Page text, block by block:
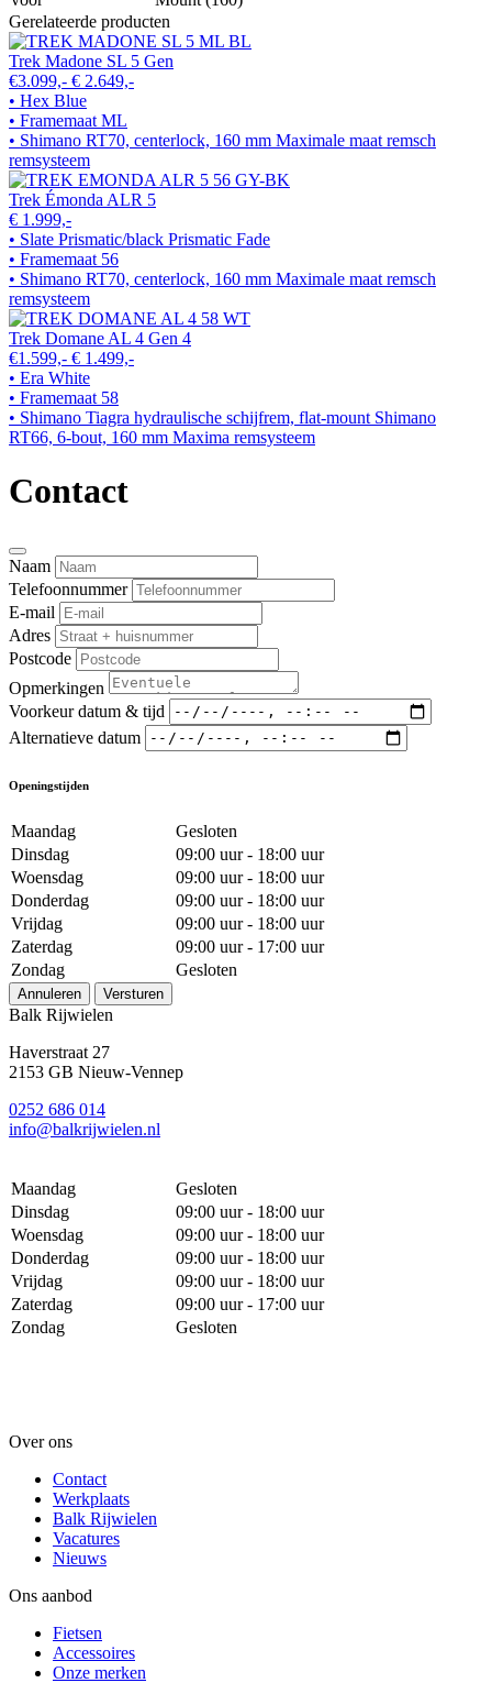
Gerelateerde producten
Trek Madone SL 5 Gen
€3.099,- € 2.649,-
• Hex Blue
• Framemaat ML
• Shimano RT70, centerlock, 160 mm Maximale maat remsch
remsysteem
Trek Émonda ALR 5
€ 1.999,-
• Slate Prismatic/black Prismatic Fade
• Framemaat 56
• Shimano RT70, centerlock, 160 mm Maximale maat remsch
remsysteem
Trek Domane AL 4 Gen 4
€1.599,- € 1.499,-
• Era White
• Framemaat 58
• Shimano Tiagra hydraulische schijfrem, flat-mount Shimano
RT66, 6-bout, 160 mm Maxima remsysteem
Contact
Naam
Telefoonnummer
E-mail
Adres
Postcode
Opmerkingen
Voorkeur datum & tijd
Alternatieve datum
Openingstijden
Maandag
Gesloten
Dinsdag
09:00 uur - 18:00 uur
Woensdag
09:00 uur - 18:00 uur
Donderdag
09:00 uur - 18:00 uur
Vrijdag
09:00 uur - 18:00 uur
Zaterdag
09:00 uur - 17:00 uur
Zondag
Gesloten
Annuleren Versturen
Balk Rijwielen
Haverstraat 27
2153 GB Nieuw-Vennep
0252 686 014
info@balkrijwielen.nl
Maandag
Gesloten
Dinsdag
09:00 uur - 18:00 uur
Woensdag
09:00 uur - 18:00 uur
Donderdag
09:00 uur - 18:00 uur
Vrijdag
09:00 uur - 18:00 uur
Zaterdag
09:00 uur - 17:00 uur
Zondag
Gesloten
Over ons
Contact
Werkplaats
Balk Rijwielen
Vacatures
Nieuws
Ons aanbod
Fietsen
Accessoires
Onze merken